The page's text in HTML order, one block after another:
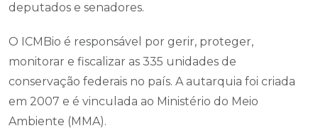
deputados e senadores.
O ICMBio é responsável por gerir, proteger,
monitorar e fiscalizar as 335 unidades de
conservação federais no país. A autarquia foi criada
em 2007 e é vinculada ao Ministério do Meio
Ambiente (MMA).